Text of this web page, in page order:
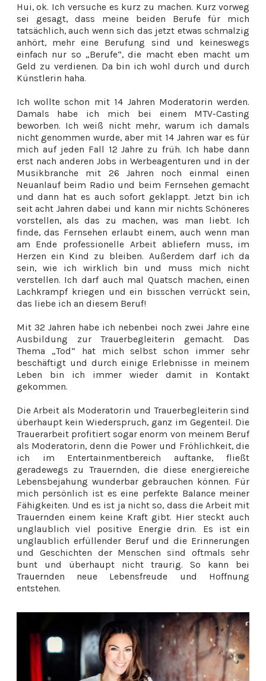
Hui, ok. Ich versuche es kurz zu machen. Kurz vorweg
sei gesagt, dass meine beiden Berufe für mich
tatsächlich, auch wenn sich das jetzt etwas schmalzig
anhört, mehr eine Berufung sind und keineswegs
einfach nur so „Berufe“, die macht eben macht um
Geld zu verdienen. Da bin ich wohl durch und durch
Künstlerin haha.
Ich wollte schon mit 14 Jahren Moderatorin werden.
Damals habe ich mich bei einem MTV-Casting
beworben. Ich weiß nicht mehr, warum ich damals
nicht genommen wurde, aber mit 14 Jahren war es für
mich auf jeden Fall 12 Jahre zu früh. Ich habe dann
erst nach anderen Jobs in Werbeagenturen und in der
Musikbranche mit 26 Jahren noch einmal einen
Neuanlauf beim Radio und beim Fernsehen gemacht
und dann hat es auch sofort geklappt. Jetzt bin ich
seit acht Jahren dabei und kann mir nichts Schöneres
vorstellen, als das zu machen, was man liebt. Ich
finde, das Fernsehen erlaubt einem, auch wenn man
am Ende professionelle Arbeit abliefern muss, im
Herzen ein Kind zu bleiben. Außerdem darf ich da
sein, wie ich wirklich bin und muss mich nicht
verstellen. Ich darf auch mal Quatsch machen, einen
Lachkrampf kriegen und ein bisschen verrückt sein,
das liebe ich an diesem Beruf!
Mit 32 Jahren habe ich nebenbei noch zwei Jahre eine
Ausbildung zur Trauerbegleiterin gemacht. Das
Thema „Tod“ hat mich selbst schon immer sehr
beschäftigt und durch einige Erlebnisse in meinem
Leben bin ich immer wieder damit in Kontakt
gekommen.
Die Arbeit als Moderatorin und Trauerbegleiterin sind
überhaupt kein Wiederspruch, ganz im Gegenteil. Die
Trauerarbeit profitiert sogar enorm von meinem Beruf
als Moderatorin, denn die Power und Fröhlichkeit, die
ich im Entertainmentbereich auftanke, fließt
geradewegs zu Trauernden, die diese energiereiche
Lebensbejahung wunderbar gebrauchen können. Für
mich persönlich ist es eine perfekte Balance meiner
Fähigkeiten. Und es ist ja nicht so, dass die Arbeit mit
Trauernden einem keine Kraft gibt. Hier steckt auch
unglaublich viel positive Energie drin. Es ist ein
unglaublich erfüllender Beruf und die Erinnerungen
und Geschichten der Menschen sind oftmals sehr
bunt und überhaupt nicht traurig. So kann bei
Trauernden neue Lebensfreude und Hoffnung
entstehen.